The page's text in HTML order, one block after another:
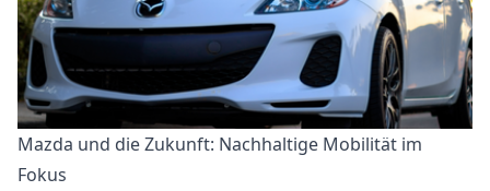
Mazda und die Zukunft: Nachhaltige Mobilität im
Fokus